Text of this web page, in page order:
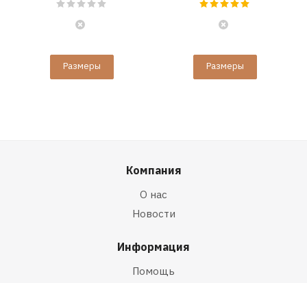
Размеры Размеры
Компания
О нас
Новости
Информация
Помощь